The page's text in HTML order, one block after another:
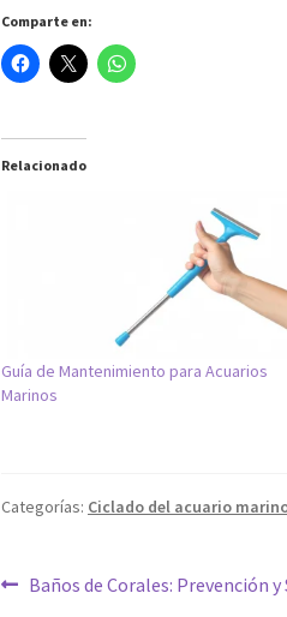
Comparte en:
Relacionado
Guía de Mantenimiento para Acuarios
Marinos
Categorías: Ciclado del acuario
Navegación
Anterior:
Baños de Corales: Prevención y